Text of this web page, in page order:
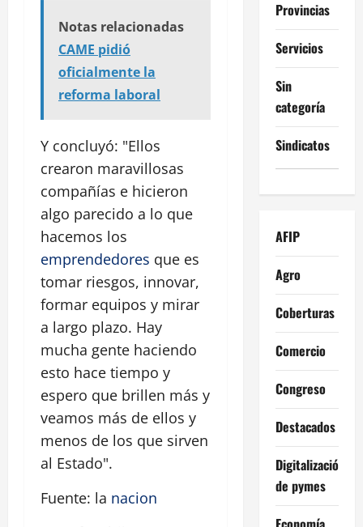
Notas relacionadas
CAME pidió
oficialmente la
reforma laboral
Y concluyó: "Ellos
crearon maravillosas
compañías e hicieron
algo parecido a lo que
hacemos los
emprendedores que es
tomar riesgos, innovar,
formar equipos y mirar
a largo plazo. Hay
mucha gente haciendo
esto hace tiempo y
espero que brillen más y
veamos más de ellos y
menos de los que sirven
al Estado".
Fuente: la nacion
Provincias
Servicios
Sin
categoría
Sindicatos
AFIP
Agro
Coberturas
Comercio
Congreso
Destacados
Digitalización
de pymes